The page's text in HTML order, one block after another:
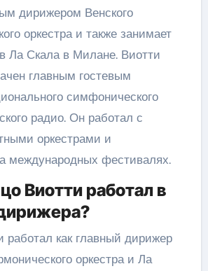
дирижером Венского
оркестра и также занимает
Ла Скала в Милане. Виотти
главным гостевым
симфонического
радио. Он работал с
оркестрами и
международных фестивалях.
Виотти работал в
работал как главный дирижер
оркестра и Ла